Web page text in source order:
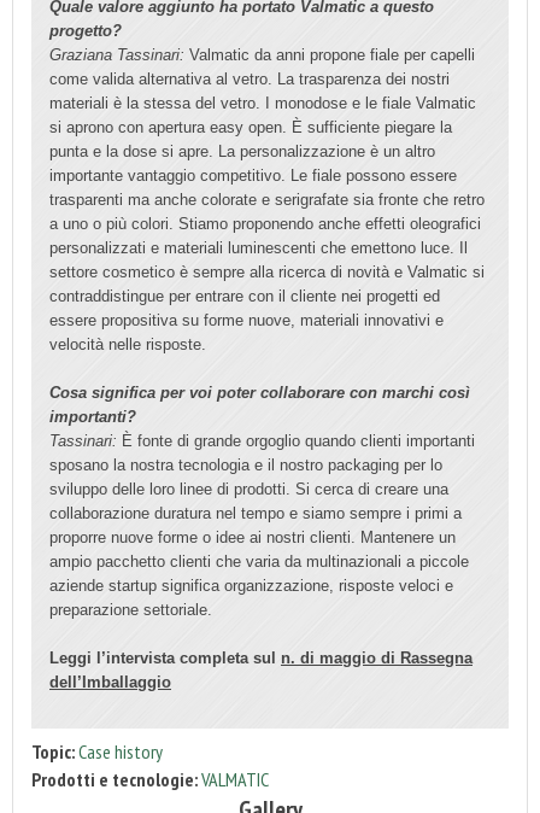
Quale valore aggiunto ha portato Valmatic a questo
progetto?
Graziana Tassinari: Valmatic da anni propone fiale per capelli
come valida alternativa al vetro. La trasparenza dei nostri
materiali è la stessa del vetro. I monodose e le fiale Valmatic
si aprono con apertura easy open. È sufficiente piegare la
punta e la dose si apre. La personalizzazione è un altro
importante vantaggio competitivo. Le fiale possono essere
trasparenti ma anche colorate e serigrafate sia fronte che retro
a uno o più colori. Stiamo proponendo anche effetti oleografici
personalizzati e materiali luminescenti che emettono luce. Il
settore cosmetico è sempre alla ricerca di novità e Valmatic si
contraddistingue per entrare con il cliente nei progetti ed
essere propositiva su forme nuove, materiali innovativi e
velocità nelle risposte.
Cosa significa per voi poter collaborare con marchi così
importanti?
Tassinari: È fonte di grande orgoglio quando clienti importanti
sposano la nostra tecnologia e il nostro packaging per lo
sviluppo delle loro linee di prodotti. Si cerca di creare una
collaborazione duratura nel tempo e siamo sempre i primi a
proporre nuove forme o idee ai nostri clienti. Mantenere un
ampio pacchetto clienti che varia da multinazionali a piccole
aziende startup significa organizzazione, risposte veloci e
preparazione settoriale.
Leggi l’intervista completa sul n. di maggio di Rassegna
dell’Imballaggio
Topic:Case history
Prodotti e tecnologie:VALMATIC